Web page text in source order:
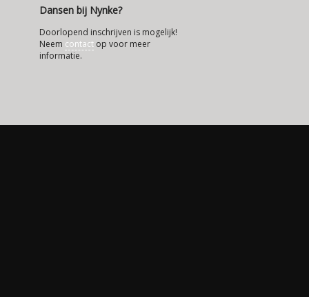
Dansen bij Nynke?
Doorlopend inschrijven is mogelijk!
Neem contact op voor meer
informatie.